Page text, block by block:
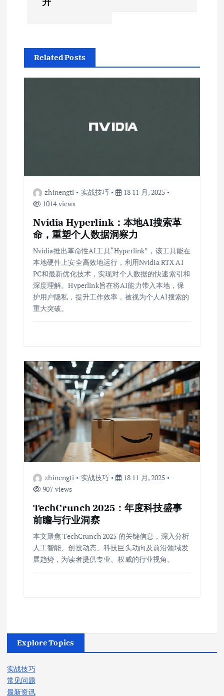
Related Posts
zhinengti 实战技巧
18 11 月, 2025
1014 views
Nvidia Hyperlink：本地AI搜索革
命，重塑个人数据洞察力
Nvidia推出革命性AI工具“Hyperlink”，该工具能在
本地硬件上安全高效地运行，利用Nvidia RTX AI
PC和最新优化技术，实现对个人数据的快速索引和
深度理解。Hyperlink旨在将AI能力带入本地，保
护用户隐私，提升工作效率，被视为个人AI搜索的
重大突破。
zhinengti 实战技巧
18 11 月, 2025
907 views
TechCrunch 2025：年度科技盛事
前瞻与行业洞察
本文聚焦 TechCrunch 2025 的关键信息，深入分析
人工智能、创投动态、科技巨头动向及前沿领域发
展趋势，为读者提供专业、权威的行业视角。
Explore Topics
实战技巧
常见问题
最新资讯